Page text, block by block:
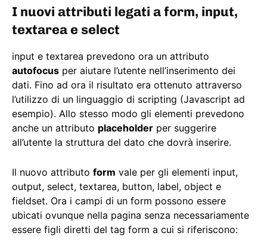
I nuovi attributi legati a form, input,
textarea e select
input e textarea prevedono ora un attributo
autofocus per aiutare l’utente nell’inserimento dei
dati. Fino ad ora il risultato era ottenuto attraverso
l’utilizzo di un linguaggio di scripting (Javascript ad
esempio). Allo stesso modo gli elementi prevedono
anche un attributo placeholder per suggerire
all’utente la struttura del dato che dovrà inserire.
Il nuovo attributo form vale per gli elementi input,
output, select, textarea, button, label, object e
fieldset. Ora i campi di un form possono essere
ubicati ovunque nella pagina senza necessariamente
essere figli diretti del tag form a cui si riferiscono: